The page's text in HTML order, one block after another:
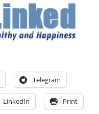
Telegram
LinkedIn Print